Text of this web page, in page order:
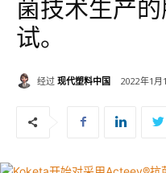
菌技术生产
试。
经过 现代塑料中国 2022年1月